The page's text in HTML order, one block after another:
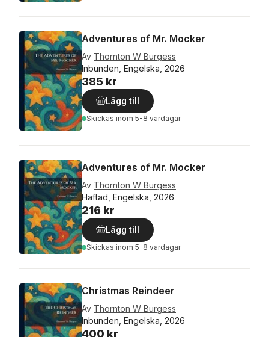
Adventures of Mr. Mocker
Av Thornton W Burgess
Inbunden, Engelska, 2026
385 kr
Lägg till
Skickas inom 5-8 vardagar
Adventures of Mr. Mocker
Av Thornton W Burgess
Häftad, Engelska, 2026
216 kr
Lägg till
Skickas inom 5-8 vardagar
Christmas Reindeer
Av Thornton W Burgess
Inbunden, Engelska, 2026
400 kr